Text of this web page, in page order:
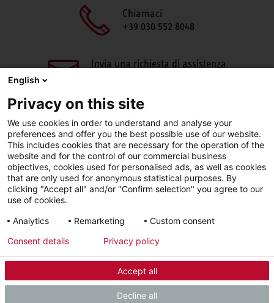
Chiamaci
+39 030 552 8048
Invia una richiesta di assistenza
Sigla editoriale Informativa sulla privacy
Facebook LinkedIn Instagram
© 2026 - STIEBEL ELTRON GmbH & Co. KG (DE)
English
Privacy on this site
We use cookies in order to understand and analyse your
preferences and offer you the best possible use of our website.
This includes cookies that are necessary for the operation of the
website and for the control of our commercial business
objectives, cookies used for personalised ads, as well as cookies
that are only used for anonymous statistical purposes. By
clicking "Accept all" and/or "Confirm selection" you agree to our
use of cookies.
Analytics
Remarketing Custom consent
Accept all
Decline all
Consent details Privacy policy